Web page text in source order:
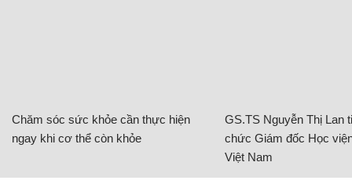
Chăm sóc sức khỏe cần thực hiện
ngay khi cơ thể còn khỏe
GS.TS Nguyễn Thị Lan
chức Giám đốc Học
Việt Nam